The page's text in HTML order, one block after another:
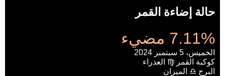
حالة إضاءة القمر
7.11% مضيء
الخميس، 5 سبتمبر 2024
كوكبة القمر ♍ العذراء
البرج ♎ الميزان